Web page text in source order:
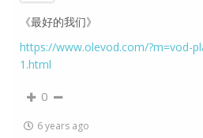
《最好的我们》
https://www.olevod.com/?m=vod-
1.html
0
6 years ago